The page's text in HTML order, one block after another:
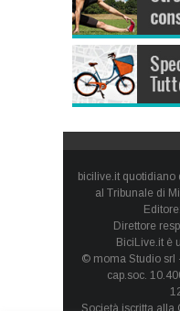
bicilive.it
al Tribunale di
Direttore
BiciLive.it è
© moma Studio srl
cap.soc.
Società iscritta alla